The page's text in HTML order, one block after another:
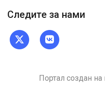
Следите за нами
Портал создан